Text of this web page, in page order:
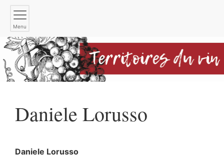
Menu
Daniele Lorusso
Daniele Lorusso